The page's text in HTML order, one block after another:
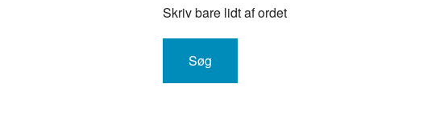
Kryds- og tværsordbog
Skriv bare lidt af ordet